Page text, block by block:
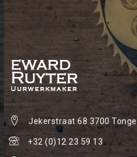
Jekerstraat 68 3700
+32 (0)12 23 59 13